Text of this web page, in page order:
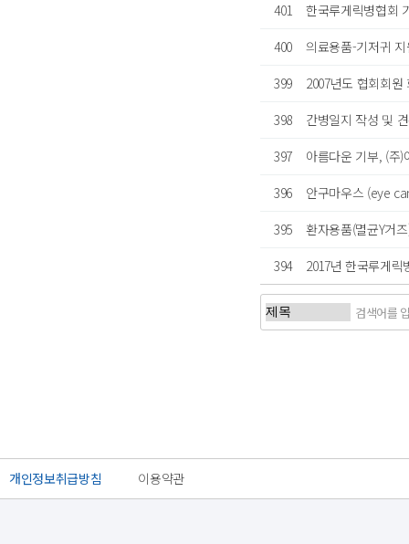
401
한국루게릭병협회
400
의료용품-기저귀
399
2007년도 협회회
398
간병일지 작성 및
397
아름다운 기부, (주
396
안구마우스 (eye
395
환자용품(멸균Y거
394
2017년 한국루게
개인정보취급방침 이용약관